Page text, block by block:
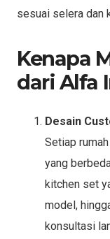
sesuai selera dan
Kenapa
dari Alfa
Desain
Setiap
yang
kitchen set
model,
konsultasi